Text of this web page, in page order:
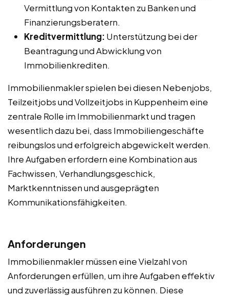
Vermittlung von Kontakten zu Banken und
Finanzierungsberatern.
Kreditvermittlung: Unterstützung bei der
Beantragung und Abwicklung von
Immobilienkrediten.
Immobilienmakler spielen bei diesen Nebenjobs,
Teilzeitjobs und Vollzeitjobs in Kuppenheim eine
zentrale Rolle im Immobilienmarkt und tragen
wesentlich dazu bei, dass Immobiliengeschäfte
reibungslos und erfolgreich abgewickelt werden.
Ihre Aufgaben erfordern eine Kombination aus
Fachwissen, Verhandlungsgeschick,
Marktkenntnissen und ausgeprägten
Kommunikationsfähigkeiten.
Anforderungen
Immobilienmakler müssen eine Vielzahl von
Anforderungen erfüllen, um ihre Aufgaben effektiv
und zuverlässig ausführen zu können. Diese